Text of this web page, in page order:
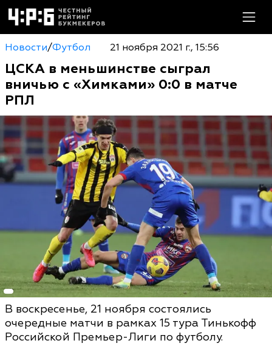
Новости/Футбол 21 ноября 2021 г., 15:56
ЦСКА в меньшинстве сыграл
вничью с «Химками» 0:0 в матче
РПЛ
В воскресенье, 21 ноября состоялись
очередные матчи в рамках 15 тура Тинькофф
Российской Премьер-Лиги по футболу.